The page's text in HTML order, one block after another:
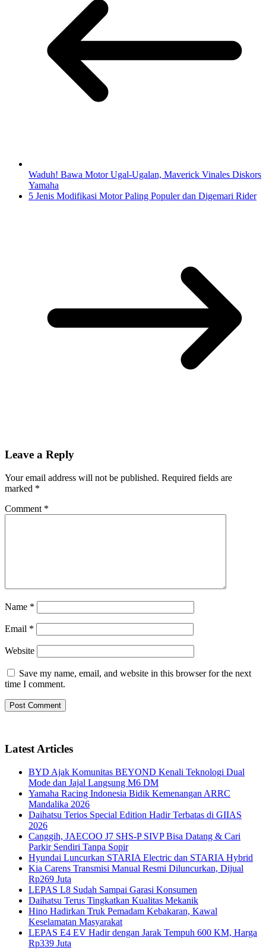
Waduh! Bawa Motor Ugal-Ugalan, Maverick Vinales Diskors
Yamaha
5 Jenis Modifikasi Motor Paling Populer dan Digemari Rider
Leave a Reply
Your email address will not be published. Required fields are
marked *
Comment *
Name *
Email *
Website
Save my name, email, and website in this browser for the next
time I comment.
Latest Articles
BYD Ajak Komunitas BEYOND Kenali Teknologi Dual
Mode dan Jajal Langsung M6 DM
Yamaha Racing Indonesia Bidik Kemenangan ARRC
Mandalika 2026
Daihatsu Terios Special Edition Hadir Terbatas di GIIAS
2026
Canggih, JAECOO J7 SHS-P SIVP Bisa Datang & Cari
Parkir Sendiri Tanpa Sopir
Hyundai Luncurkan STARIA Electric dan STARIA Hybrid
Kia Carens Transmisi Manual Resmi Diluncurkan, Dijual
Rp269 Juta
LEPAS L8 Sudah Sampai Garasi Konsumen
Daihatsu Terus Tingkatkan Kualitas Mekanik
Hino Hadirkan Truk Pemadam Kebakaran, Kawal
Keselamatan Masyarakat
LEPAS E4 EV Hadir dengan Jarak Tempuh 600 KM, Harga
Rp339 Juta